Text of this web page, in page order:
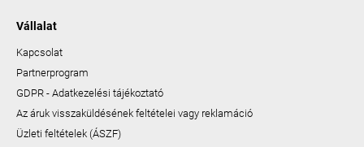
Vállalat
Kapcsolat
Partnerprogram
GDPR - Adatkezelési tájékoztató
Az áruk visszaküldésének feltételei vagy reklamáció
Üzleti feltételek (ÁSZF)